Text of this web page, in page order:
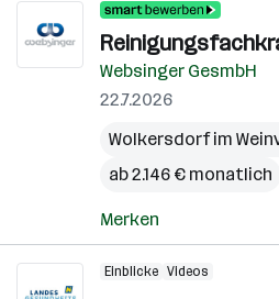
Websinger GesmbH
22.7.2026
Wolkersdorf im
ab 2.146 € monatlich
Merken
Einblicke Videos